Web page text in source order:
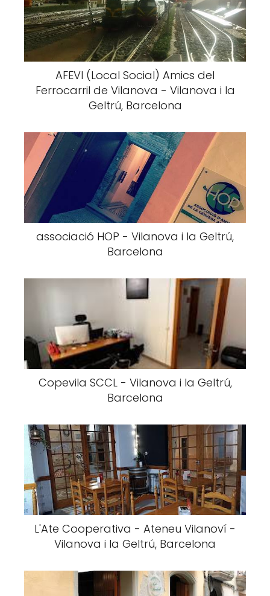
AFEVI (Local Social) Amics del
Ferrocarril de Vilanova - Vilanova i la
Geltrú, Barcelona
associació HOP - Vilanova i la Geltrú,
Barcelona
Copevila SCCL - Vilanova i la Geltrú,
Barcelona
L'Ate Cooperativa - Ateneu Vilanoví -
Vilanova i la Geltrú, Barcelona